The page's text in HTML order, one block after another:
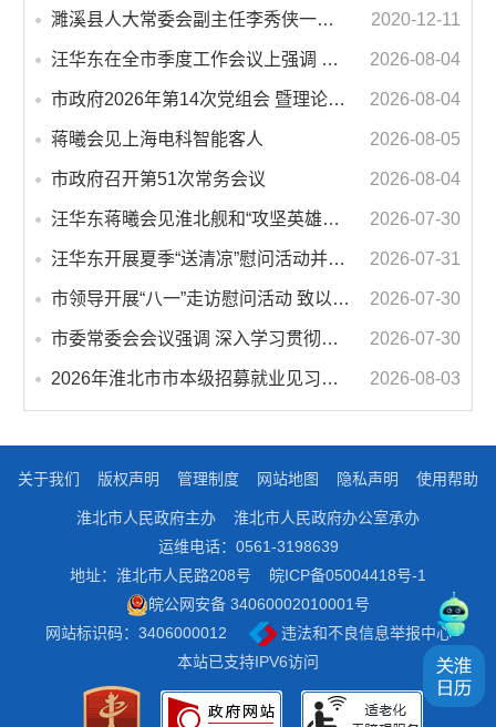
濉溪县人大常委会副主任李秀侠一行调研城乡客运一体化和治超工作 2020-12-11
汪华东在全市季度工作会议上强调 锚定打好“三仗”任务和年度预期目标不动摇 在全市上下掀起比学赶超争先进位的攻坚热潮 2026-08-04
市政府2026年第14次党组会 暨理论学习中心组学习会议召开 蒋曦主持会议并讲话 2026-08-04
蒋曦会见上海电科智能客人 2026-08-05
市政府召开第51次常务会议 2026-08-04
汪华东蒋曦会见淮北舰和“攻坚英雄连”官兵代表 2026-07-30
汪华东开展夏季“送清凉”慰问活动并调研专门教育工作 落实落细防暑降温措施 用心用情关爱一线职工 2026-07-31
市领导开展“八一”走访慰问活动 致以节日问候 畅叙鱼水深情 2026-07-30
市委常委会会议强调 深入学习贯彻习近平总书记重要讲话指示精神 高质量推进城市更新 不断提升本质安全水平 汪华东主持会议 2026-07-30
2026年淮北市市本级招募就业见习人员公告 2026-08-03
关于我们 版权声明 管理制度 网站地图 隐私声明 使用帮助
淮北市人民政府主办
淮北市人民政府办公室承办
运维电话：0561-3198639
地址：淮北市人民路208号
皖ICP备05004418号-1
皖公网安备 34060002010001号
网站标识码：3406000012
违法和不良信息举报中心
本站已支持IPV6访问